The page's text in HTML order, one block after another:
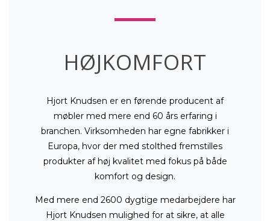
HØJKOMFORT
Hjort Knudsen er en førende producent af
møbler med mere end 60 års erfaring i
branchen. Virksomheden har egne fabrikker i
Europa, hvor der med stolthed fremstilles
produkter af høj kvalitet med fokus på både
komfort og design.
Med mere end 2600 dygtige medarbejdere har
Hjort Knudsen mulighed for at sikre, at alle